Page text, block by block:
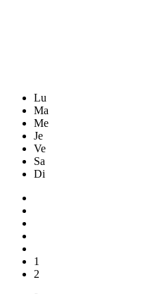
Lu
Ma
Me
Je
Ve
Sa
Di
1
2